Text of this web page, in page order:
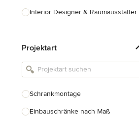
Interior Designer & Raumausstatter
Landschaftsarchitekten
Armaturen & Sanitärbedarf
Einbauschränke
Projektart
Schrankmontage
Einbauschränke nach Maß